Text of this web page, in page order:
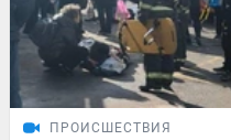
ПРОИСШЕСТВИЯ